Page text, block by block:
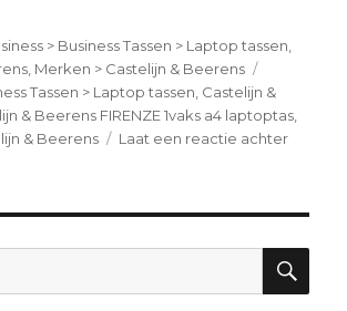
> Business Tassen > Laptop tassen
Merken > Castelijn & Beerens
Tassen > Laptop tassen Castelijn &
& Beerens FIRENZE 1vaks a4 laptoptas
& Beerens
Laat een reactie achter
1vaks
a4